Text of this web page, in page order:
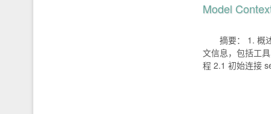
Model
摘要： 1. 概
文信息，包括工
程 2.1 初始连接